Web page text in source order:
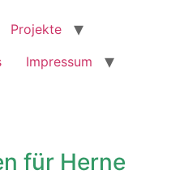
Projekte
Impressum
für Herne